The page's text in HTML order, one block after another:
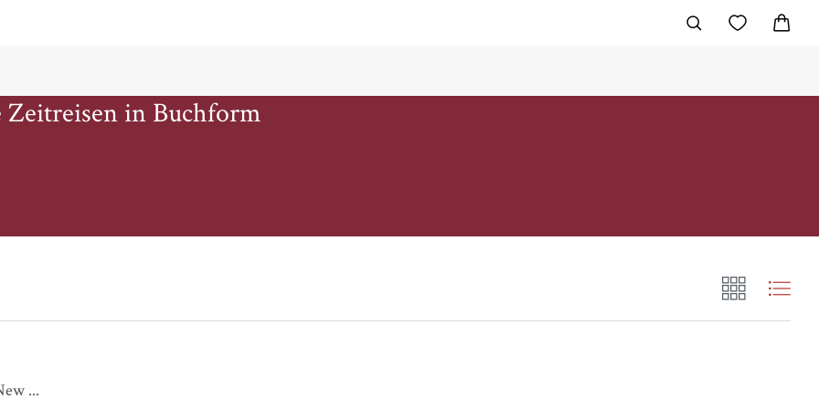
Zeitreisen in Buchform
Melodie der neuen Welt - Auftakt in New ...